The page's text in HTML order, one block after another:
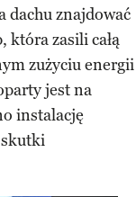
dachu znajdować
która zasili całą
zużyciu energii
jest na
instalację
skutki